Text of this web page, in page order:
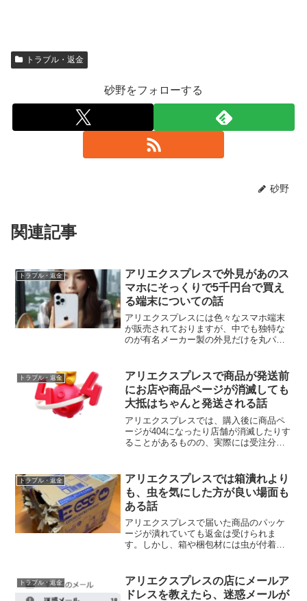
トラブル・返金
砂野をフォローする
砂野
関連記事
トラブル・返金
アリエクスプレスで外見があのス
マホにそっくりで5千円台で買え
る端末についての話
アリエクスプレスには色々なスマホ端末
が販売されておりますが、中でも独特な
のが有名メーカー製の外見だけを丸パク
のiPhoneの価格に比べれば、iPhone6のお
値...
トラブル・返金
アリエクスプレスで商品が発送前
にお店や商品ページが消滅しても
大抵はちゃんと発送される話
アリエクスプレスでは、購入後に商品ペ
ージが404になったり店舗が消滅したりす
ることがあるものの、実際には受注分は
らかで救済されます。
トラブル・返金
アリエクスプレスでは箱潰れより
も、虫を気にした方が良い場面も
ある話
アリエクスプレスで届いた商品のパッケ
ージが潰れていても返金は受けられま
す。しかし、箱や梱包材には虫が付着し
る、という話です。
トラブル・返金
アリエクスプレスの店にメールア
ドレスを教えたら、迷惑メールが